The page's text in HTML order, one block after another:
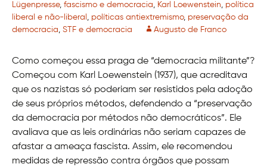
Lügenpresse, fascismo e democracia, Karl Loewenstein, política
liberal e não-liberal , políticas antiextremismo, preservação da
democracia, STF e democracia Augusto de Franco
Como começou essa praga de “democracia militante”?
Começou com Karl Loewenstein (1937), que acreditava
que os nazistas só poderiam ser resistidos pela adoção
de seus próprios métodos, defendendo a “preservação
da democracia por métodos não democráticos”. Ele
avaliava que as leis ordinárias não seriam capazes de
afastar a ameaça fascista. Assim, ele recomendou
medidas de repressão contra órgãos que possam